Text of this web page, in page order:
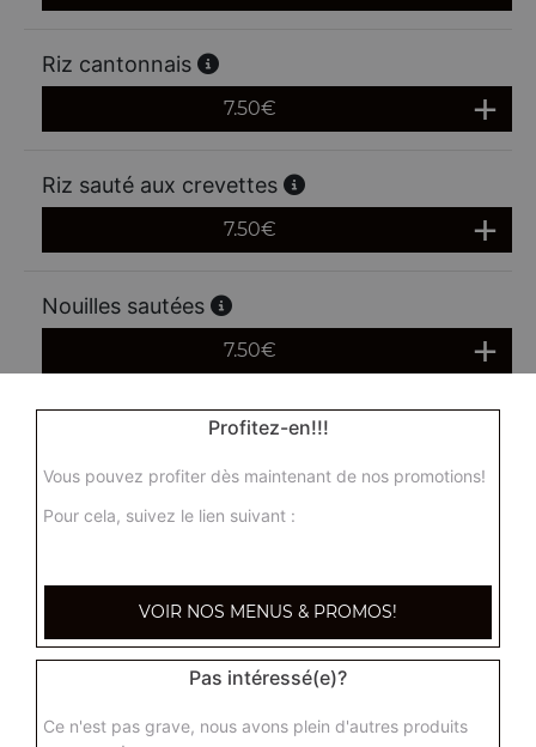
Riz cantonnais
7.50€
Riz sauté aux crevettes
7.50€
Nouilles sautées
7.50€
Légumes sautés
Actuellement non disponible
Profitez-en!!!
Vous pouvez profiter dès maintenant de nos promotions!
Pour cela, suivez le lien suivant :
VOIR NOS MENUS & PROMOS!
Pas intéressé(e)?
Ce n'est pas grave, nous avons plein d'autres produits